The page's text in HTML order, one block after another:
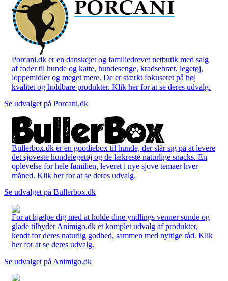
Porcani.dk er en danskejet og familiedrevet netbutik med salg
af foder til hunde og katte, hundesenge, kradsebræt, legetøj,
loppemidler og meget mere. De er stærkt fokuseret på høj
kvalitet og holdbare produkter. Klik her for at se deres udvalg.
Se udvalget på Porcani.dk
Bullerbox.dk er en goodiebox til hunde, der slår sig på at levere
det sjoveste hundelegetøj og de lækreste naturlige snacks. En
oplevelse for hele familien, leveret i nye sjove temaer hver
måned. Klik her for at se deres udvalg.
Se udvalget på Bullerbox.dk
For at hjælpe dig med at holde dine yndlings venner sunde og
glade tilbyder Animigo.dk et komplet udvalg af produkter,
kendt for deres naturlig godhed, sammen med nyttige råd. Klik
her for at se deres udvalg.
Se udvalget på Animigo.dk